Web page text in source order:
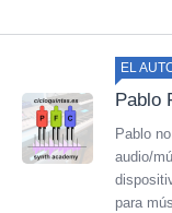
EL
Pablo
Pablo
audio/
para